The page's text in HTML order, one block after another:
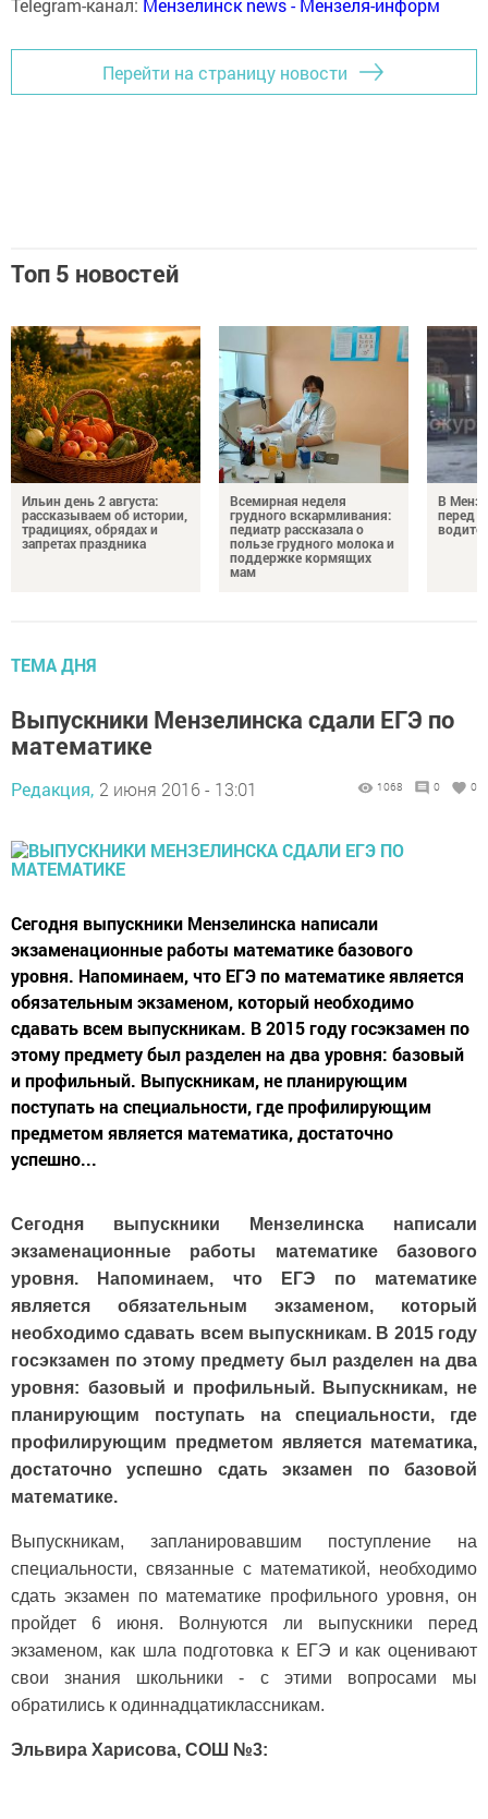
Telegram-канал: Мензелинск news - Мензеля-информ
Перейти на страницу новости
Топ 5 новостей
Ильин день 2 августа:
рассказываем об истории,
традициях, обрядах и
запретах праздника
Всемирная неделя
грудного вскармливания:
педиатр рассказала о
пользе грудного молока и
поддержке кормящих
мам
В
перед
ТЕМА ДНЯ
Выпускники Мензелинска сдали ЕГЭ по
математике
Редакция, 2 июня 2016 - 13:01 1068 0 0
Сегодня выпускники Мензелинска написали
экзаменационные работы математике базового
уровня. Напоминаем, что ЕГЭ по математике является
обязательным экзаменом, который необходимо
сдавать всем выпускникам. В 2015 году госэкзамен по
этому предмету был разделен на два уровня: базовый
и профильный. Выпускникам, не планирующим
поступать на специальности, где профилирующим
предметом является математика, достаточно
успешно...
Сегодня выпускники Мензелинска написали
экзаменационные работы математике базового
уровня. Напоминаем, что ЕГЭ по математике
является обязательным экзаменом, который
необходимо сдавать всем выпускникам. В 2015 году
госэкзамен по этому предмету был разделен на два
уровня: базовый и профильный. Выпускникам, не
планирующим поступать на специальности, где
профилирующим предметом является математика,
достаточно успешно сдать экзамен по базовой
математике.
Выпускникам, запланировавшим поступление на
специальности, связанные с математикой, необходимо
сдать экзамен по математике профильного уровня, он
пройдет 6 июня. Волнуются ли выпускники перед
экзаменом, как шла подготовка к ЕГЭ и как оценивают
свои знания школьники - с этими вопросами мы
обратились к одиннадцатиклассникам.
Эльвира Харисова, СОШ №3: